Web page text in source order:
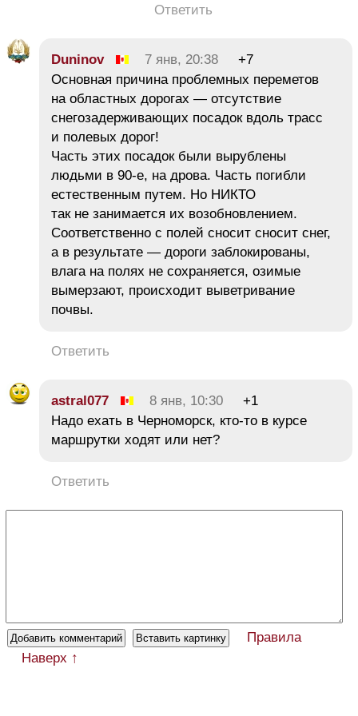
Ответить
Duninov 7 янв, 20:38
+7
Основная причина проблемных переметов
на областных дорогах — отсутствие
снегозадерживающих посадок вдоль трасс
и полевых дорог!
Часть этих посадок были вырублены
людьми в 90-е, на дрова. Часть погибли
естественным путем. Но НИКТО
так не занимается их возобновлением.
Соответственно с полей сносит сносит снег,
а в результате — дороги заблокированы,
влага на полях не сохраняется, озимые
вымерзают, происходит выветривание
почвы.
Ответить
astral077 8 янв, 10:30
+1
Надо ехать в Черноморск, кто-то в курсе
маршрутки ходят или нет?
Ответить
Правила
Наверх ↑